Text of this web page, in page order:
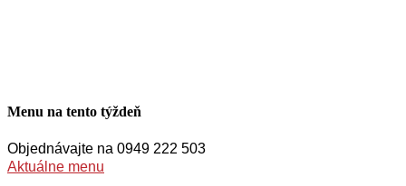
Menu na tento týždeň
Objednávajte na 0949 222 503
Aktuálne menu